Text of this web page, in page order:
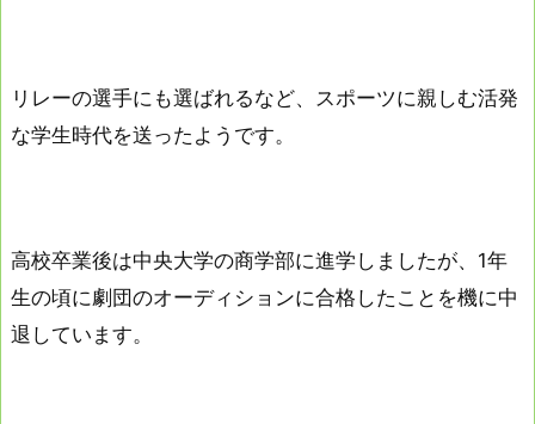
リレーの選手にも選ばれるなど、スポーツに親しむ活発
な学生時代を送ったようです。
高校卒業後は中央大学の商学部に進学しましたが、1年
生の頃に劇団のオーディションに合格したことを機に中
退しています。